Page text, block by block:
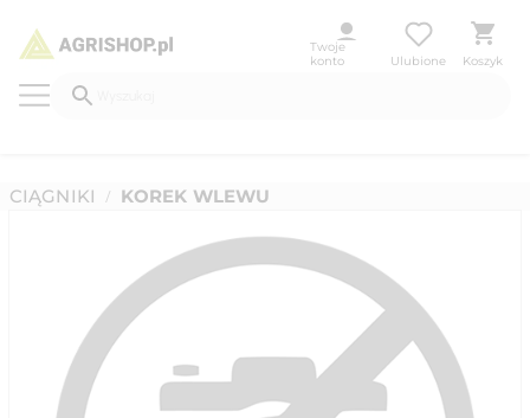
Twoje
konto
Ulubione Koszyk
CIĄGNIKI / KOREK WLEWU